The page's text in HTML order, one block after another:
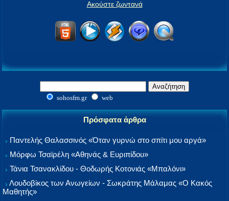
Ακούστε ζωντανά
sohosfm.gr web
Πρόσφατα άρθρα
Παντελής Θαλασσινός «Όταν γυρνώ στο σπίτι μου αργά»
Μόρφω Τσαϊρέλη «Αθηνάς & Ευριπίδου»
Τάνια Τσανακλίδου - Θοδωρής Κοτονιάς «Μπαλόνι»
Λουδοβίκος των Ανωγείων - Σωκράτης Μάλαμας «Ο Κακός
Μαθητής»